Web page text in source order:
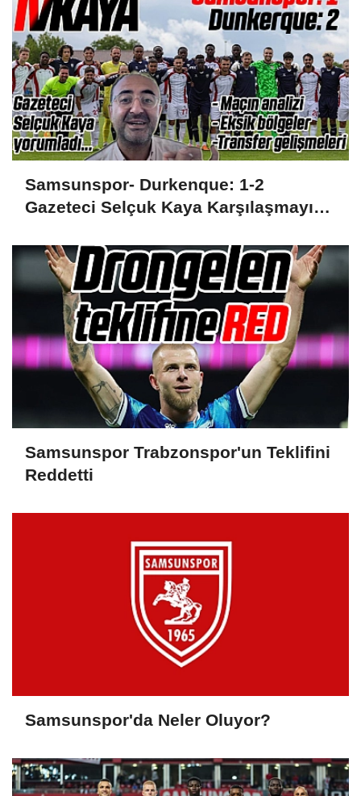
Samsunspor- Durkenque: 1-2
Gazeteci Selçuk Kaya Karşılaşmayı
Samsunspor Trabzonspor'un Teklifini
Reddetti
Samsunspor'da Neler Oluyor?